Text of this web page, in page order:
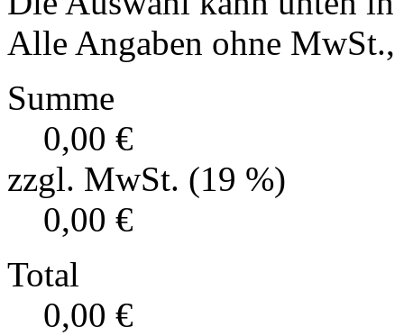
Alle Angaben ohne MwSt.,
Summe
0,00 €
zzgl. MwSt. (19 %)
0,00 €
Total
0,00 €